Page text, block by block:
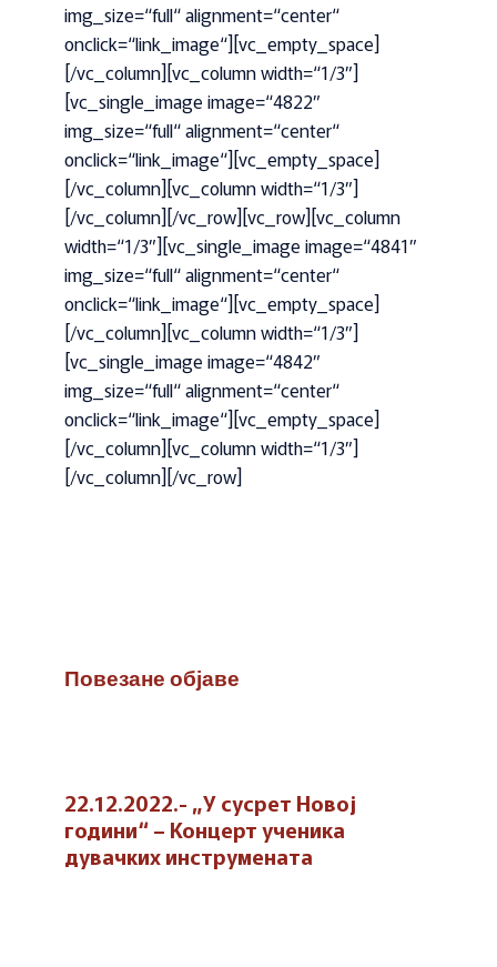
img_size=“full“ alignment=“center“
onclick=“link_image“][vc_empty_space]
[/vc_column][vc_column width=“1/3″]
[vc_single_image image=“4822″
img_size=“full“ alignment=“center“
onclick=“link_image“][vc_empty_space]
[/vc_column][vc_column width=“1/3″]
[/vc_column][/vc_row][vc_row][vc_column
width=“1/3″][vc_single_image image=“4841″
img_size=“full“ alignment=“center“
onclick=“link_image“][vc_empty_space]
[/vc_column][vc_column width=“1/3″]
[vc_single_image image=“4842″
img_size=“full“ alignment=“center“
onclick=“link_image“][vc_empty_space]
[/vc_column][vc_column width=“1/3″]
[/vc_column][/vc_row]
Повезане објаве
22.12.2022.- „У сусрет Новој
години“ – Концерт ученика
дувачких инструмената